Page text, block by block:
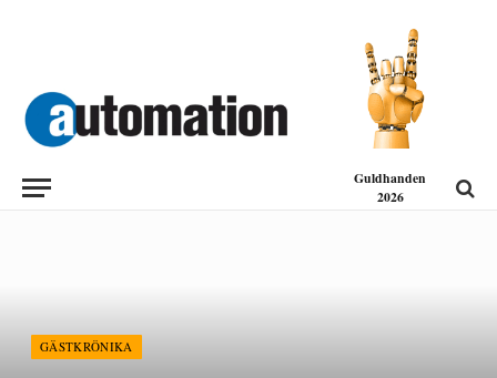
Guldhanden
2026
GÄSTKRÖNIKA